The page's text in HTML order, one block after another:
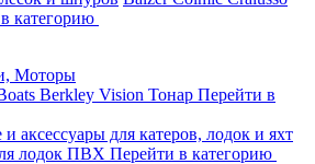
категорию
Моторы
Berkley Vision Тонар Перейти в
аксессуары для катеров, лодок и яхт
лодок ПВХ Перейти в категорию